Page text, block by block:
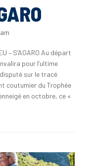
– S’AGARO Au départ
pour l’ultime
sur le tracé
coutumier du Trophée
en octobre, ce «